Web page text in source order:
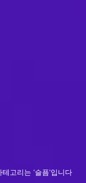
고리는 '슬픔'입니다